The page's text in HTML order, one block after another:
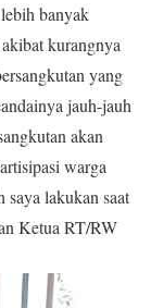
banyak
kurangnya
yang
jauh-jauh
akan
warga
saya lakukan saat
Ketua RT/RW